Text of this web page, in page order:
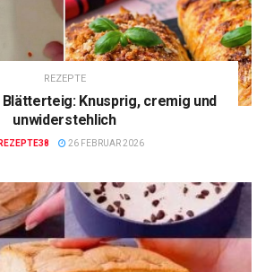
REZEPTE
Blätterteig: Knusprig, cremig und
unwiderstehlich
REZEPTE38 26 FEBRUAR 2026